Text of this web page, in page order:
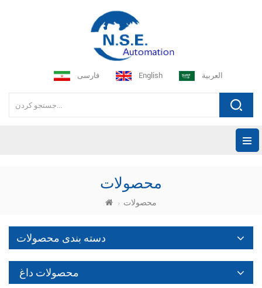
فارسی English العربية
محصولات
محصولات
دسته بندی محصولات
محصولات داغ